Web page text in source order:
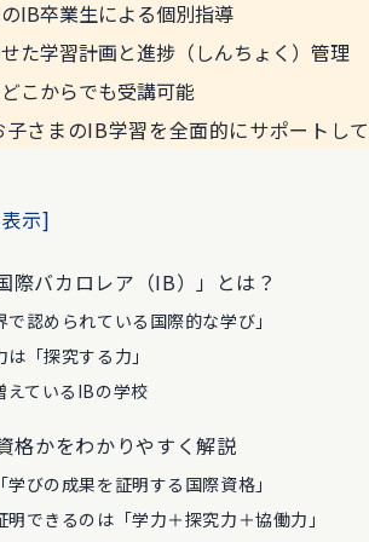
IB卒業生による個別指導
た学習計画と進捗（しんちょく）管理
こからでも受講可能
さまのIB学習を全面的にサポートして
示]
際バカロレア（IB）」とは？
認められている国際的な学び」
「探究する力」
えているIBの学校
格かをわかりやすく解説
びの成果を証明する国際資格」
明できるのは「学力＋探究力＋協働力」